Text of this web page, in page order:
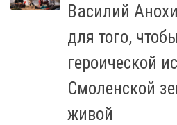
Василий
для того,
героической
Смоленской
живой